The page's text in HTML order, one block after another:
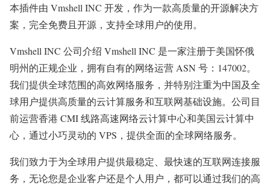
本插件由 Vmshell INC 开发，作为一款高质量的开源解决方
案，完全免费且开源，支持全球用户的使用。
Vmshell INC 公司介绍 Vmshell INC 是一家注册于美国怀俄
明州的正规企业，拥有自有的网络运营 ASN 号：147002。
我们提供全球范围的高效网络服务，并特别注重为中国及全
球用户提供高质量的云计算服务和互联网基础设施。公司目
前运营香港 CMI 线路高速网络云计算中心和美国云计算中
心，通过小巧灵动的 VPS，提供全面的全球网络服务。
我们致力于为全球用户提供最稳定、最快速的互联网连接服
务，无论您是企业客户还是个人用户，都可以通过我们的高